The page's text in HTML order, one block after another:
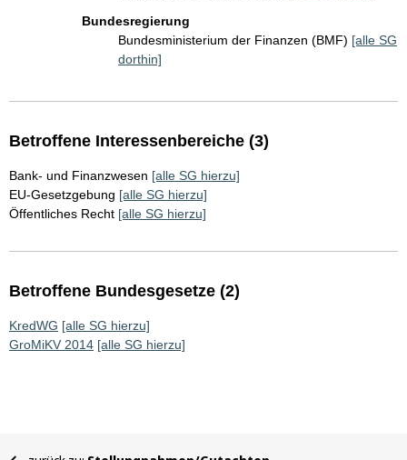
Bundesregierung
Bundesministerium der Finanzen (BMF) [alle SG
dorthin]
Betroffene Interessenbereiche (3)
Bank- und Finanzwesen [alle SG hierzu]
EU-Gesetzgebung [alle SG hierzu]
Öffentliches Recht [alle SG hierzu]
Betroffene Bundesgesetze (2)
KredWG [alle SG hierzu]
GroMiKV 2014 [alle SG hierzu]